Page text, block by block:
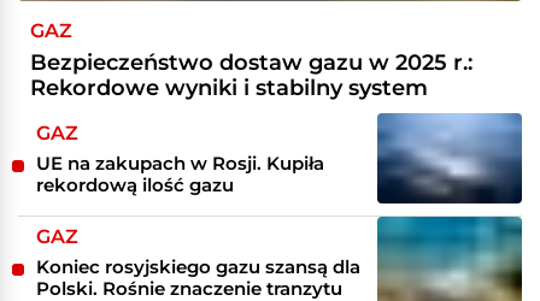
GAZ
Bezpieczeństwo dostaw gazu w 2025 r.:
Rekordowe wyniki i stabilny system
GAZ
UE na zakupach w Rosji. Kupiła
rekordową ilość gazu
GAZ
Koniec rosyjskiego gazu szansą dla
Polski. Rośnie znaczenie tranzytu